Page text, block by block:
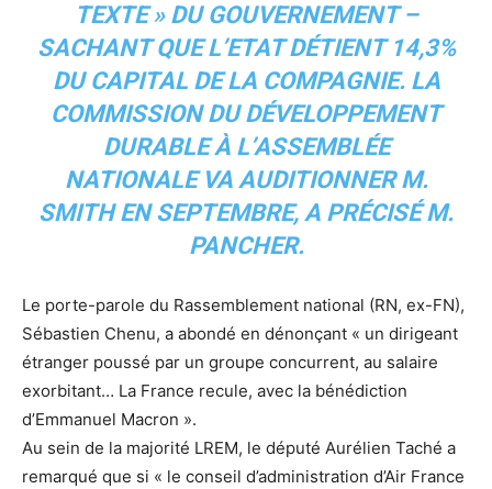
TEXTE » DU GOUVERNEMENT –
SACHANT QUE L’ETAT DÉTIENT 14,3%
DU CAPITAL DE LA COMPAGNIE. LA
COMMISSION DU DÉVELOPPEMENT
DURABLE À L’ASSEMBLÉE
NATIONALE VA AUDITIONNER M.
SMITH EN SEPTEMBRE, A PRÉCISÉ M.
PANCHER.
Le porte-parole du Rassemblement national (RN, ex-FN),
Sébastien Chenu, a abondé en dénonçant « un dirigeant
étranger poussé par un groupe concurrent, au salaire
exorbitant… La France recule, avec la bénédiction
d’Emmanuel Macron ».
Au sein de la majorité LREM, le député Aurélien Taché a
remarqué que si « le conseil d’administration d’Air France